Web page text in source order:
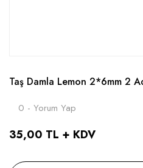
Taş Damla Lemon 2*6mm 2
0 - Yorum Yap
35,00 TL + KDV